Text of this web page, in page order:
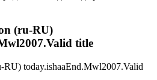
(ru-RU)
title
RU) today.ishaaEnd.Mwl2007.Valid